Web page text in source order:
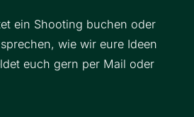
ein Shooting buchen oder
wie wir eure Ideen
euch gern per Mail oder